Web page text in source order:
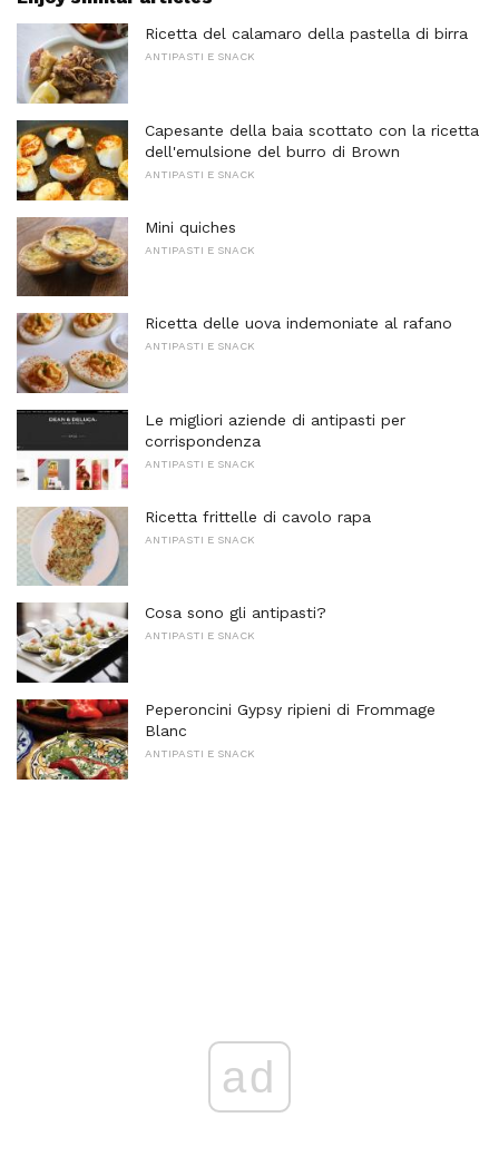
Ricetta del calamaro della pastella di birra
ANTIPASTI E SNACK
Capesante della baia scottato con la ricetta
dell'emulsione del burro di Brown
ANTIPASTI E SNACK
Mini quiches
ANTIPASTI E SNACK
Ricetta delle uova indemoniate al rafano
ANTIPASTI E SNACK
Le migliori aziende di antipasti per
corrispondenza
ANTIPASTI E SNACK
Ricetta frittelle di cavolo rapa
ANTIPASTI E SNACK
Cosa sono gli antipasti?
ANTIPASTI E SNACK
Peperoncini Gypsy ripieni di Frommage
Blanc
ANTIPASTI E SNACK
ad